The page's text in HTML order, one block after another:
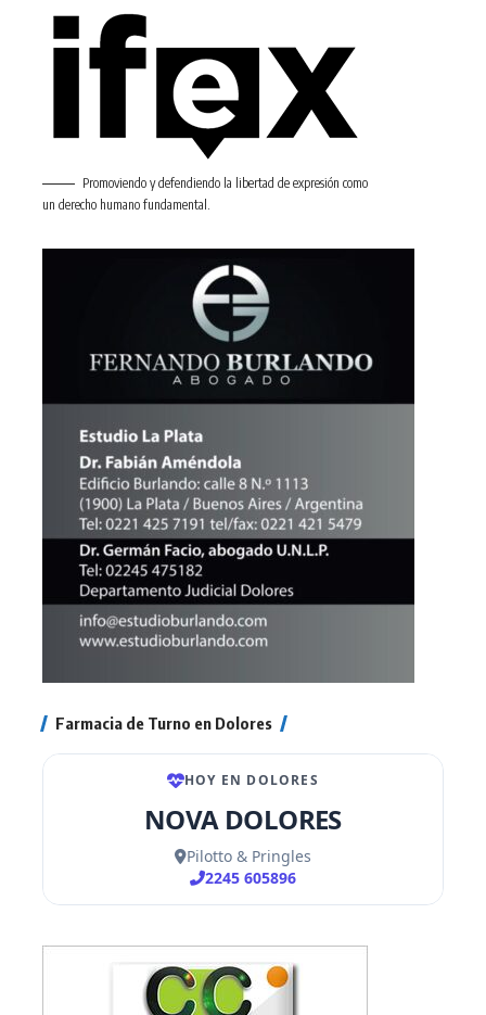
Promoviendo y defendiendo la libertad de expresión como
un derecho humano fundamental.
Farmacia de Turno en Dolores